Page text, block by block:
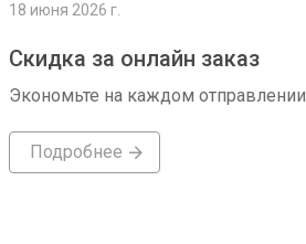
18 июня 2026 г.
Скидка за онлайн заказ
Экономьте на каждом отправлении
Подробнее